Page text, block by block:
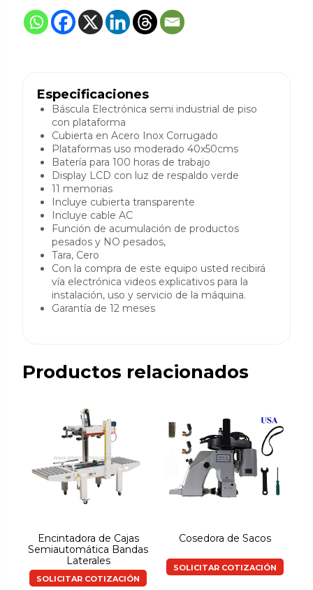
Especificaciones
Báscula Electrónica semi industrial de piso
con plataforma
Cubierta en Acero Inox Corrugado
Plataformas uso moderado 40x50cms
Batería para 100 horas de trabajo
Display LCD con luz de respaldo verde
11 memorias
Incluye cubierta transparente
Incluye cable AC
Función de acumulación de productos
pesados y NO pesados,
Tara, Cero
Con la compra de este equipo usted recibirá
vía electrónica videos explicativos para la
instalación, uso y servicio de la máquina.
Garantía de 12 meses
Productos relacionados
Encintadora de Cajas
Semiautomática Bandas
Laterales
SOLICITAR COTIZACIÓN
Cosedora de Sacos
SOLICITAR COTIZACIÓN